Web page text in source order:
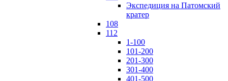
Экспедиция на Патомский
кратер
108
112
1-100
101-200
201-300
301-400
401-500